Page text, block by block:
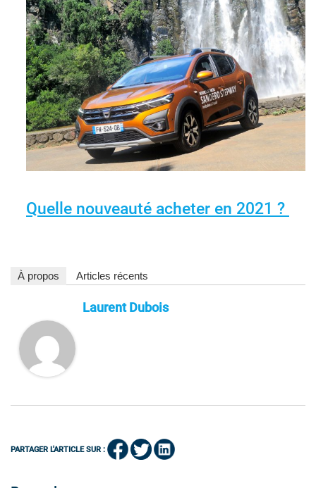
Quelle nouveauté acheter en 2021 ?
À propos Articles récents
Laurent Dubois
PARTAGER L'ARTICLE SUR :